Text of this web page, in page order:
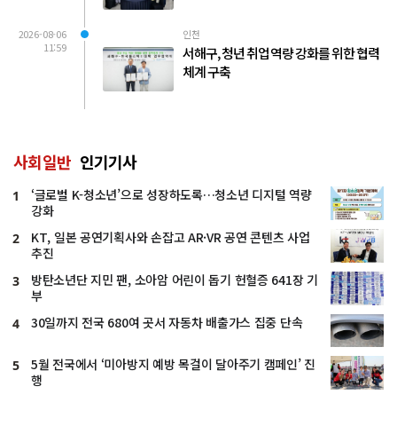
2026-08-06
11:59
인천
서해구, 청년 취업 역량 강화를 위한 협력
체계 구축
사회일반 인기기사
1
‘글로벌 K-청소년’으로 성장하도록…청소년 디지털 역량
강화
2
KT, 일본 공연기획사와 손잡고 AR·VR 공연 콘텐츠 사업
추진
3
방탄소년단 지민 팬, 소아암 어린이 돕기 헌혈증 641장 기
부
4 30일까지 전국 680여 곳서 자동차 배출가스 집중 단속
5
5월 전국에서 ‘미아방지 예방 목걸이 달아주기 캠페인’ 진
행